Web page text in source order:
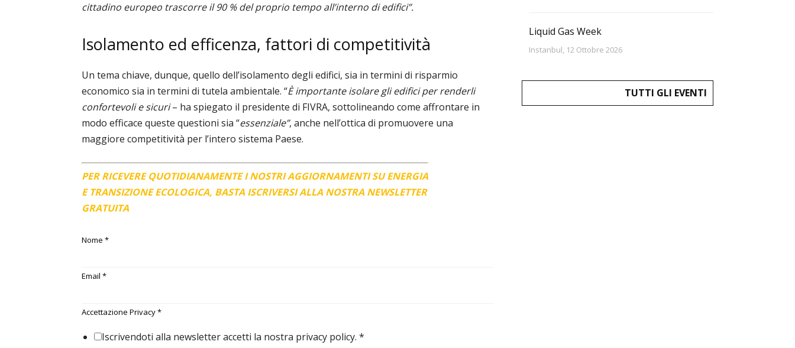
cittadino europeo trascorre il 90 % del proprio tempo all’interno di edifici”.
Isolamento ed efficenza, fattori di competitività
Un tema chiave, dunque, quello dell’isolamento degli edifici, sia in termini di risparmio
economico sia in termini di tutela ambientale. “È importante isolare gli edifici per renderli
confortevoli e sicuri– ha spiegato il presidente di FIVRA, sottolineando come affrontare in
modo efficace queste questioni sia “essenziale”, anche nell’ottica di promuovere una
maggiore competitività per l’intero sistema Paese.
PER RICEVERE QUOTIDIANAMENTE I NOSTRI AGGIORNAMENTI SU ENERGIA
E TRANSIZIONE ECOLOGICA, BASTA ISCRIVERSI ALLA NOSTRA NEWSLETTER
GRATUITA
Nome *
Email *
Accettazione Privacy*
Iscrivendoti alla newsletter accetti la nostra privacy policy. *
Liquid Gas Week
Instanbul, 12 Ottobre 2026
TUTTI GLI EVENTI